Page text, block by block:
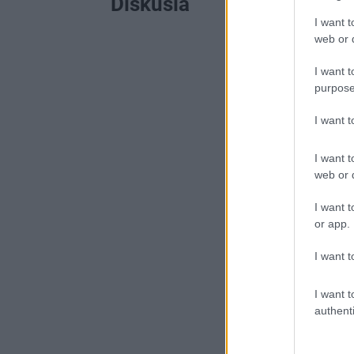
I want
web or
I want
I want
I want
web or
I want
or app.
I want
I want